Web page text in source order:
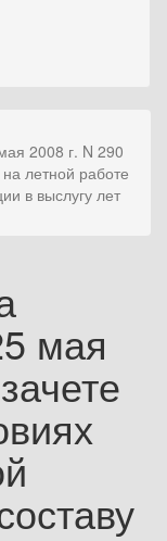
2008 г. N 290
летной работе
в выслугу лет
мая